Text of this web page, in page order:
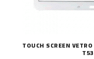
TOUCH SCREEN